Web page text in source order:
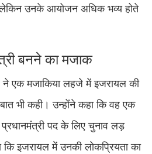
उनके आयोजन अधिक भव्य होते
बनने का मजाक
एक मजाकिया लहजे में इजरायल की
भी कही। उन्होंने कहा कि वह एक
पद के लिए चुनाव लड़
इजरायल में उनकी लोकप्रियता का